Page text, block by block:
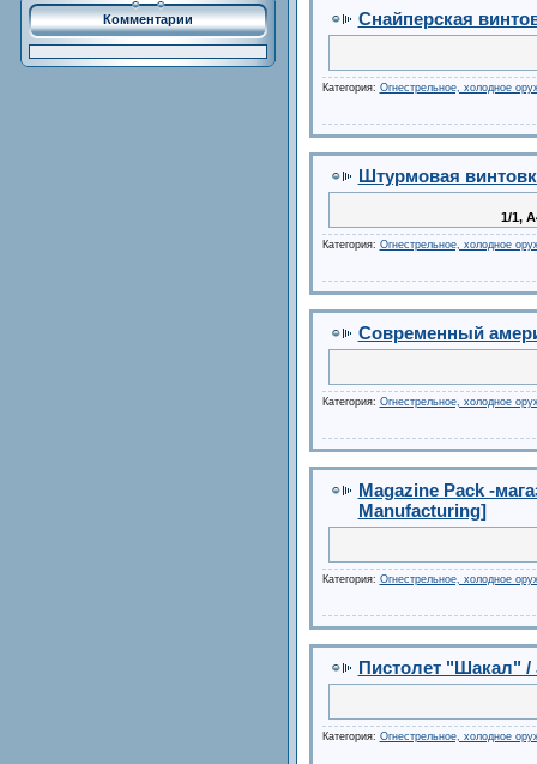
Комментарии Снайперская
Категория: Огнестрельное, холодное
Штурмовая
1/1,
Категория: Огнестрельное, холодное
Современный
Категория: Огнестрельное, холодное
Magazine Pack -
Manufacturing]
Категория: Огнестрельное, холодное
Пистолет "Шакал" /
Категория: Огнестрельное, холодное